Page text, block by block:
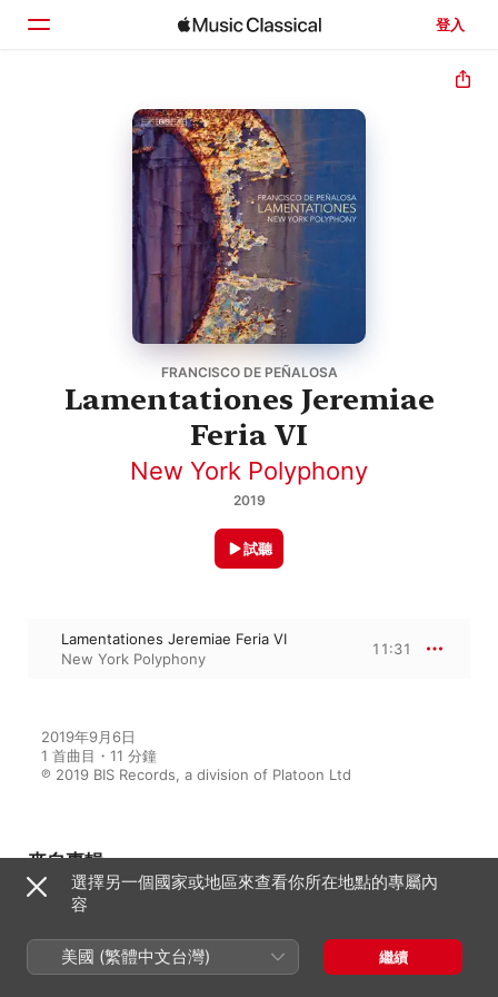
登入
FRANCISCO DE PEÑALOSA
Lamentationes Jeremiae
Feria VI
New York Polyphony
2019
試聽
Lamentationes Jeremiae Feria VI
New York Polyphony
11:31
2019年9月6日
1 首曲目・11 分鐘
℗ 2019 BIS Records, a division of Platoon Ltd
來自專輯
Lamentationes
New York Polyphony
選擇另一個國家或地區來查看你所在地點的專屬內
容
美國 (繁體中文台灣) 繼續